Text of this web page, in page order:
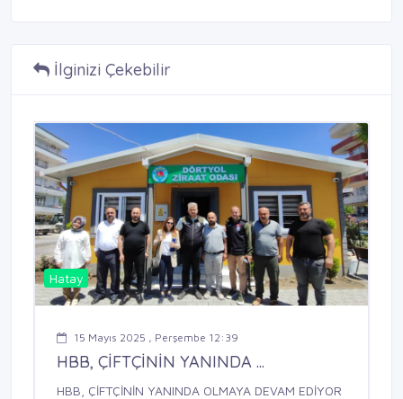
İlginizi Çekebilir
Hatay
15 Mayıs 2025 , Perşembe 12:39
HBB, ÇİFTÇİNİN YANINDA ...
HBB, ÇİFTÇİNİN YANINDA OLMAYA DEVAM EDİYOR